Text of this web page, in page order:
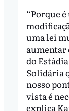
“Porque
uma lei
aumentar
do Estádia
Solidária
nosso
vista é
explica